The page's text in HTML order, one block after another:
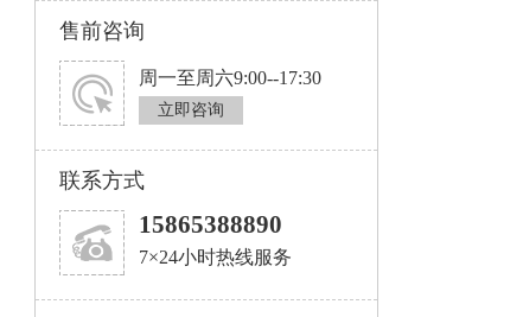
售前咨询
周一至周六9:00--17:30
立即咨询
联系方式
15865388890
7×24小时热线服务